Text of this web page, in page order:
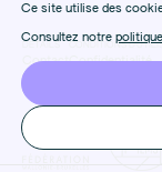
Ce site utilise des
Consultez notre
Contact
FAQ
CONDITIONS
Confidentialité